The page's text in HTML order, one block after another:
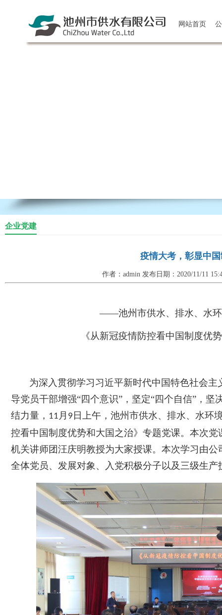
网站首页
企业党建
疫情大考，彰显中
作者：admin 发布日期：2020/11/11
——池州市供水、排水、水环
《从新冠疫情防控看中国制度优
为深入贯彻学习习近平新时代中国特色社会
导党员干部增强“四个意识”，坚定“四个自信”，
结力量， 11 月 9 日上午，池州市供水、排水、水环
控看中国制度优势和大国之治》专题党课。本次
机关讲师团汪庆明教授为大家授课。本次学习由
全体党员、发展对象、入党积极分子以及三级生产